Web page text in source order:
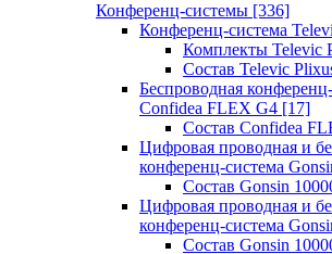
Конференц-системы [336]
Конференц-система
Комплекты Televic
Состав Televic
Беспроводная
Confidea FLEX G4 [17]
Состав Confidea
Цифровая проводная и
конференц-система
Состав Gonsin
Цифровая проводная и
конференц-система
Состав Gonsin